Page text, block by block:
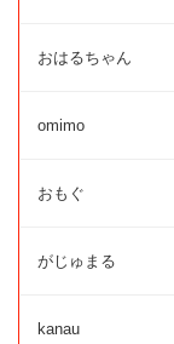
おはるちゃん
omimo
おもぐ
がじゅまる
kanau